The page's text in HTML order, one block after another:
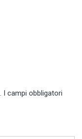
I campi obbligatori